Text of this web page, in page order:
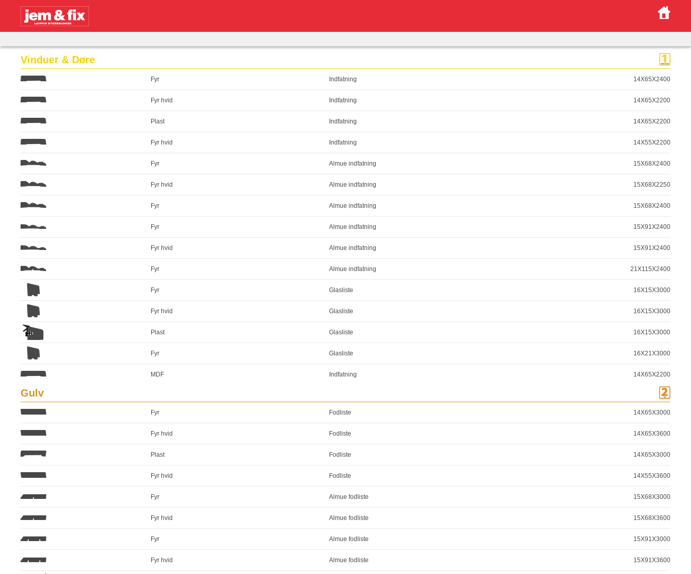
Vinduer & Døre
Fyr Indfatning 14X65X2400
Fyr hvid Indfatning 14X65X2200
Plast Indfatning 14X65X2200
Fyr hvid Indfatning 14X55X2200
Fyr Almue indfatning 15X68X2400
Fyr hvid Almue indfatning 15X68X2250
Fyr Almue indfatning 15X68X2400
Fyr Almue indfatning 15X91X2400
Fyr hvid Almue indfatning 15X91X2400
Fyr Almue indfatning 21X115X2400
Fyr Glasliste 16X15X3000
Fyr hvid Glasliste 16X15X3000
Plast Glasliste 16X15X3000
Fyr Glasliste 16X21X3000
MDF Indfatning 14X65X2200
Gulv
Fyr Fodliste 14X65X3000
Fyr hvid Fodliste 14X65X3600
Plast Fodliste 14X65X3000
Fyr hvid Fodliste 14X55X3600
Fyr Almue fodliste 15X68X3000
Fyr hvid Almue fodliste 15X68X3600
Fyr Almue fodliste 15X91X3000
Fyr hvid Almue fodliste 15X91X3600